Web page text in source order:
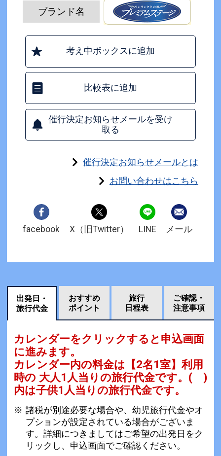
ブランド名
考え中ボックスに追加
比較表に追加
催行決定お知らせメールを受け
取る
催行決定お知らせメールとは
お問い合わせはこちら
facebook X（旧Twitter） LINE メール
出発日・
旅行代金
おすすめ
ポイント
旅行
日程表
ご確認・
注意事項
カレンダーをクリックすると申込画面
に進みます。
カレンダー内の料金は 【2名1室】利用
時の 大人1人当りの旅行代金です。 ( )
内は子供1人当りの旅行代金です。
諸税が別途必要な場合や、幼児旅行代金やオ
プションが設定されている場合がございま
す。詳細につきましてはご希望の出発日をク
リックし、申込画面でご確認ください。